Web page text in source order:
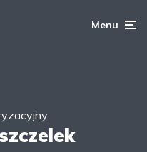
Menu